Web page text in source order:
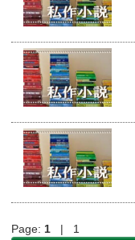
Page: 1 | 1